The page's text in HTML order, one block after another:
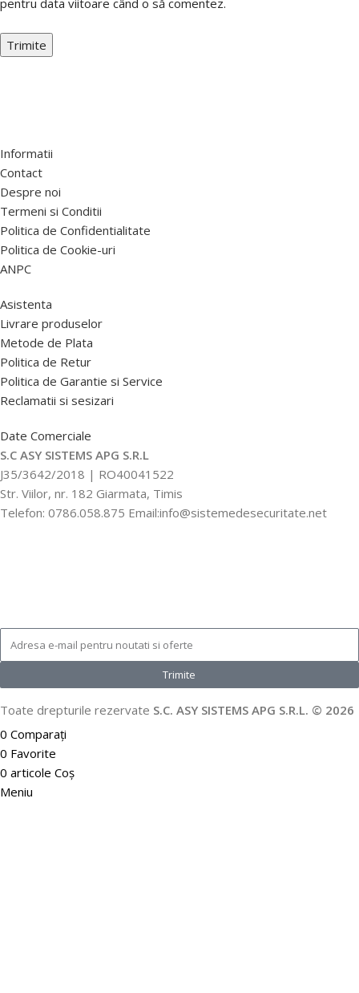
Informatii
Contact
Despre noi
Termeni si Conditii
Politica de Confidentialitate
Politica de Cookie-uri
ANPC
Asistenta
Livrare produselor
Metode de Plata
Politica de Retur
Politica de Garantie si Service
Reclamatii si sesizari
Date Comerciale
S.C ASY SISTEMS APG S.R.L
J35/3642/2018 | RO40041522
Str. Viilor, nr. 182 Giarmata, Timis
Telefon: 0786.058.875 Email:info@sistemedesecuritate.net
Trimite
Toate drepturile rezervate S.C. ASY SISTEMS APG S.R.L. © 2026
0 Comparați
0 Favorite
0 articole Coș
Meniu